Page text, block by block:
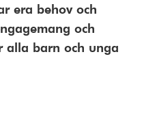
era behov och
och
alla barn och unga